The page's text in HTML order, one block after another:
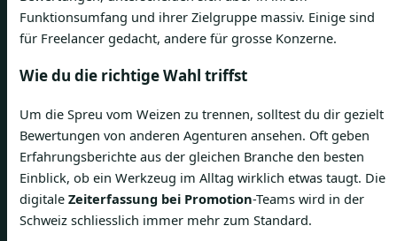
Funktionsumfang und ihrer Zielgruppe massiv. Einige sind
für Freelancer gedacht, andere für grosse Konzerne.
Wie du die richtige Wahl triffst
Um die Spreu vom Weizen zu trennen, solltest du dir gezielt
Bewertungen von anderen Agenturen ansehen. Oft geben
Erfahrungsberichte aus der gleichen Branche den besten
Einblick, ob ein Werkzeug im Alltag wirklich etwas taugt. Die
digitale Zeiterfassung bei Promotion-Teams wird in der
Schweiz schliesslich immer mehr zum Standard.